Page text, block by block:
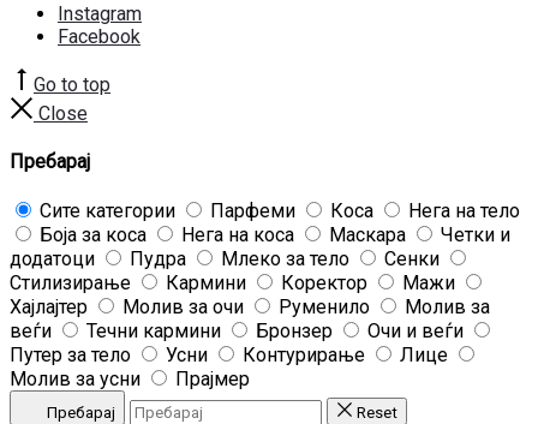
Instagram
Facebook
Go to top
Close
Пребарај
Сите категории Парфеми Коса
Нега на тело
Боја за коса
Нега на коса Маскара
Четки и
додатоци
Пудра Млеко за тело
Сенки
Стилизирање
Кармини Коректор
Мажи
Хајлајтер
Молив за очи Руменило
Молив за
веѓи
Течни кармини Бронзер
Очи и веѓи
Путер за тело
Усни Контурирање
Лице
Молив за усни
Прајмер
Пребарај Reset